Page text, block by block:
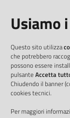
Usiamo
Questo sito utilizza
che potrebbero
possono essere
pulsante Accetta
Chiudendo il banner
cookies tecnici.
Per maggiori